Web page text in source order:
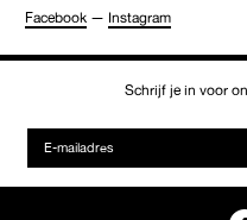
Facebook — Instagram
Schrijf je in voor